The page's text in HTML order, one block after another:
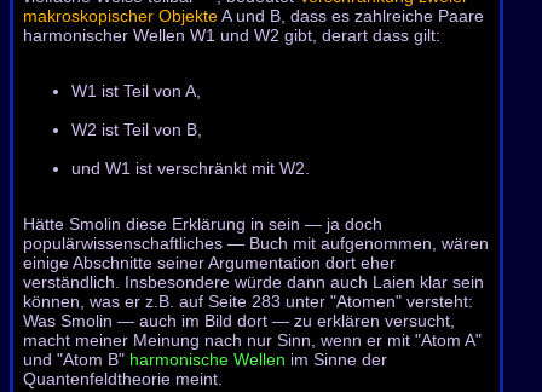
makroskopischer ObjekteA und B, dass es zahlreiche Paare
harmonischer Wellen W1 und W2 gibt, derart dass gilt:
W1 ist Teil von A,
W2 ist Teil von B,
und W1 ist verschränkt mit W2.
Hätte Smolin diese Erklärung in sein — ja doch
populärwissenschaftliches — Buch mit aufgenommen, wären
einige Abschnitte seiner Argumentation dort eher
verständlich. Insbesondere würde dann auch Laien klar sein
können, was er z.B. auf Seite 283 unter "Atomen" versteht:
Was Smolin — auch im Bild dort — zu erklären versucht,
macht meiner Meinung nach nur Sinn, wenn er mit "Atom A"
und "Atom B" harmonische Wellen im Sinne der
Quantenfeldtheorie meint.